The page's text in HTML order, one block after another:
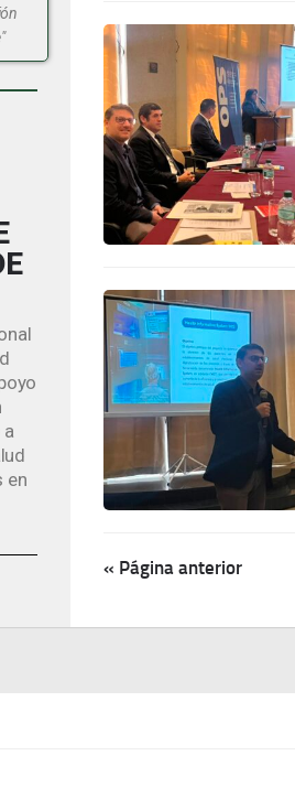
« Página anterior
a
en